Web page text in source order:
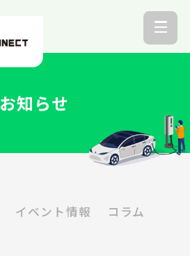
お知らせ
イベント情報 コラム